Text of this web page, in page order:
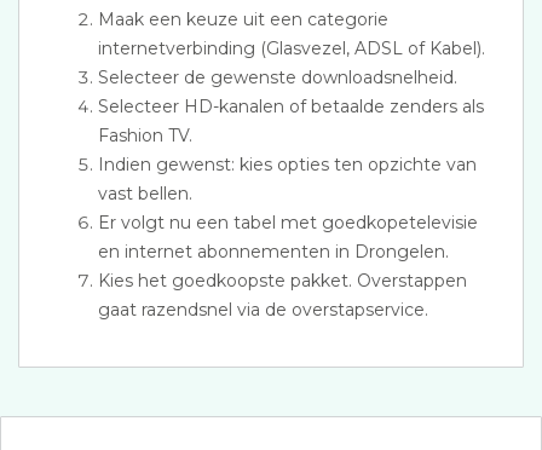
Maak een keuze uit een categorie
internetverbinding (Glasvezel, ADSL of Kabel).
Selecteer de gewenste downloadsnelheid.
Selecteer HD-kanalen of betaalde zenders als
Fashion TV.
Indien gewenst: kies opties ten opzichte van
vast bellen.
Er volgt nu een tabel met goedkopetelevisie
en internet abonnementen in Drongelen.
Kies het goedkoopste pakket. Overstappen
gaat razendsnel via de overstapservice.